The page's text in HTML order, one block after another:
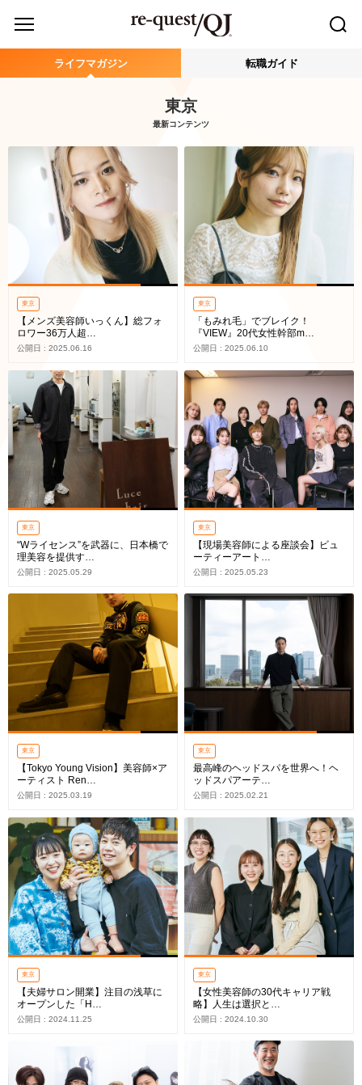
ライフマガジン 転職ガイド
東京
最新コンテンツ
東京
【メンズ美容師いっくん】総フォ
ロワー36万人超…
公開日 : 2025.06.16
東京
「もみれ毛」でブレイク！
『VIEW』20代女性幹部m…
公開日 : 2025.06.10
東京
“Wライセンス”を武器に、日本橋で
理美容を提供す…
公開日 : 2025.05.29
東京
【現場美容師による座談会】ビュ
ーティーアート…
公開日 : 2025.05.23
東京
【Tokyo Young Vision】美容師×ア
ーティスト Ren…
公開日 : 2025.03.19
東京
最高峰のヘッドスパを世界へ！ヘ
ッドスパアーテ…
公開日 : 2025.02.21
東京
【夫婦サロン開業】注目の浅草に
オープンした「H…
公開日 : 2024.11.25
東京
【女性美容師の30代キャリア戦
略】人生は選択と…
公開日 : 2024.10.30